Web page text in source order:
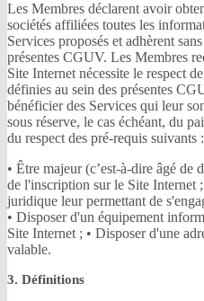
Les Membres déclarent avoir
sociétés affiliées toutes les
Services proposés et adhèrent
présentes CGUV. Les Membres
Site Internet nécessite le respect
définies au sein des présentes
bénéficier des Services qui leur
sous réserve, le cas échéant, du
du respect des pré-requis suivants :
• Être majeur (c’est-à-dire âgé
de l'inscription sur le Site Internet
juridique leur permettant de
• Disposer d'un équipement
Site Internet ; • Disposer d'une
valable.
3. Définitions